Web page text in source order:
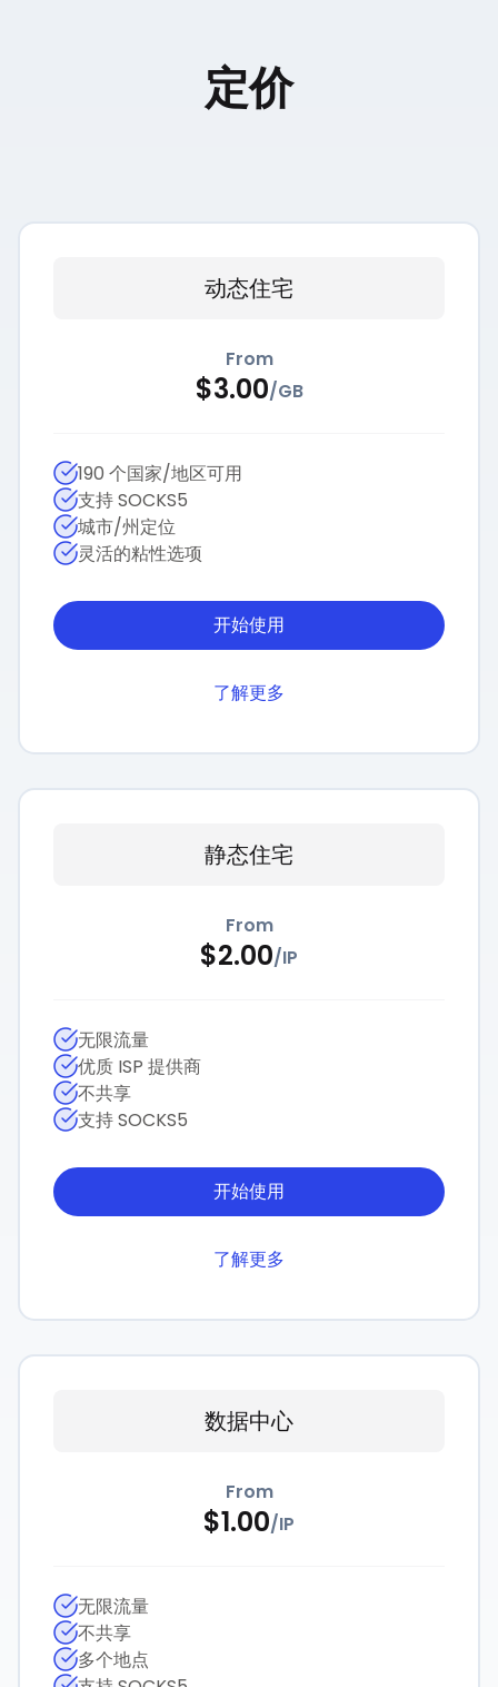
定价
动态住宅
From
$3.00/GB
190 个国家/地区可用
支持 SOCKS5
城市/州定位
灵活的粘性选项
开始使用
了解更多
静态住宅
From
$2.00/IP
无限流量
优质 ISP 提供商
不共享
支持 SOCKS5
开始使用
了解更多
数据中心
From
$1.00/IP
无限流量
不共享
多个地点